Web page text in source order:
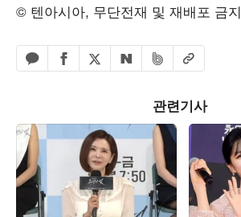
© 텐아시아, 무단전재 및 재배포 금지
카카오톡 공유하기
페이스북 공유하기
엑스 공유하기
네이버 공유하기
밴드 공유하기
URL복사
관련기사